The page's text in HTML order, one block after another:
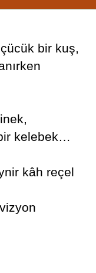
bir kuş,
kelebek…
kâh reçel